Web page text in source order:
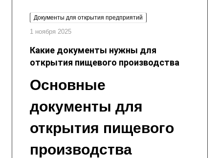
Документы для открытия предприятий
1 ноября 2025
Какие документы нужны для
открытия пищевого производства
Основные
документы для
открытия пищевого
производства